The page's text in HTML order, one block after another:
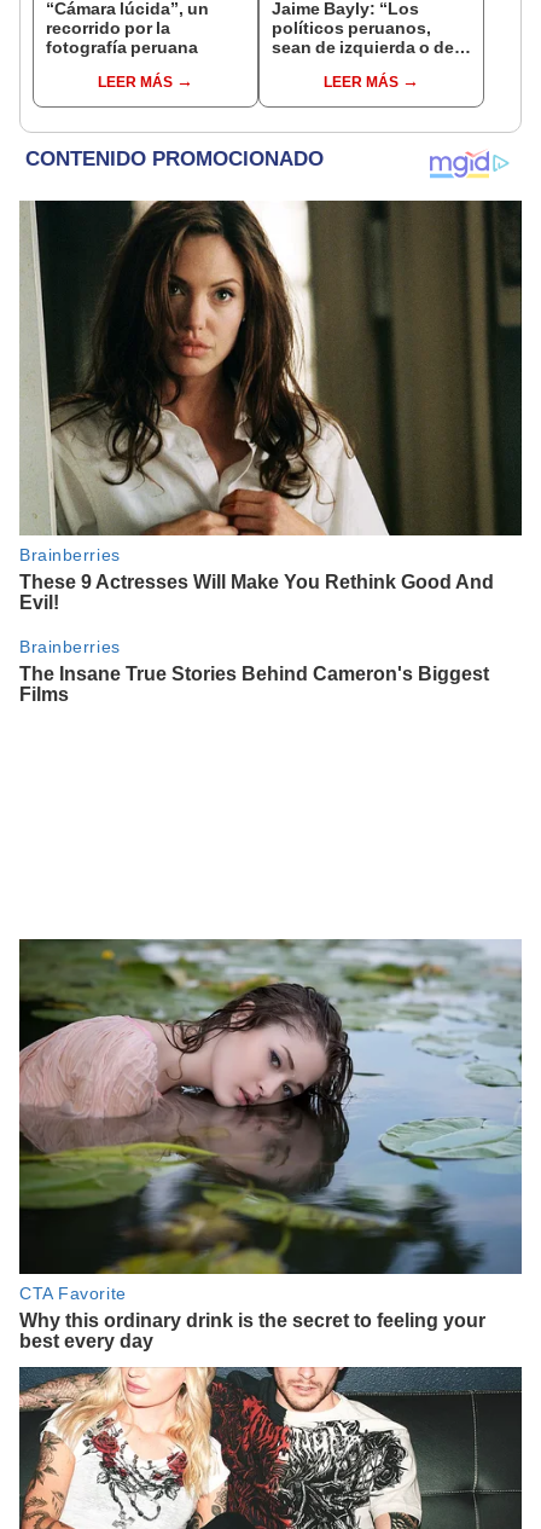
“Cámara lúcida”, un
recorrido por la
fotografía peruana
LEER MÁS
Jaime Bayly: “Los
políticos peruanos,
sean de izquierda o de
encuentran la manera
de decepcionarte”
LEER MÁS